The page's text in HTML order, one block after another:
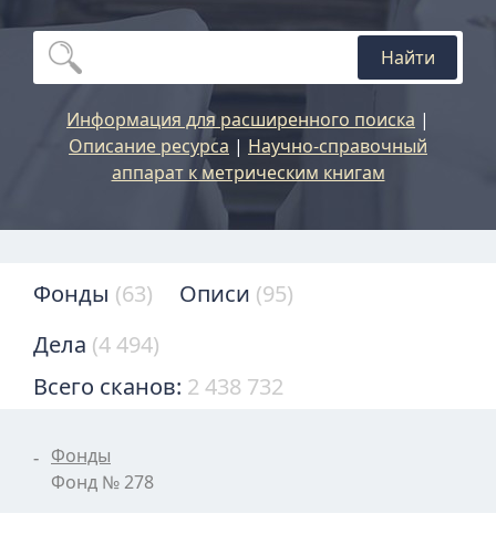
Найти
Информация для расширенного поиска |
Описание ресурса | Научно-справочный
аппарат к метрическим книгам
Фонды (63) Описи (95)
Дела (4 494)
Всего сканов: 2 438 732
Фонды
Фонд № 278